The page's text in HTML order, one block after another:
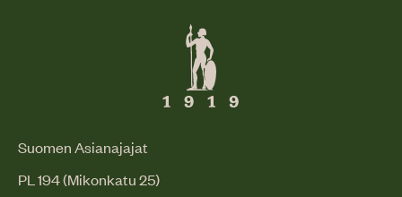
Suomen Asianajajat
PL 194 (Mikonkatu 25)